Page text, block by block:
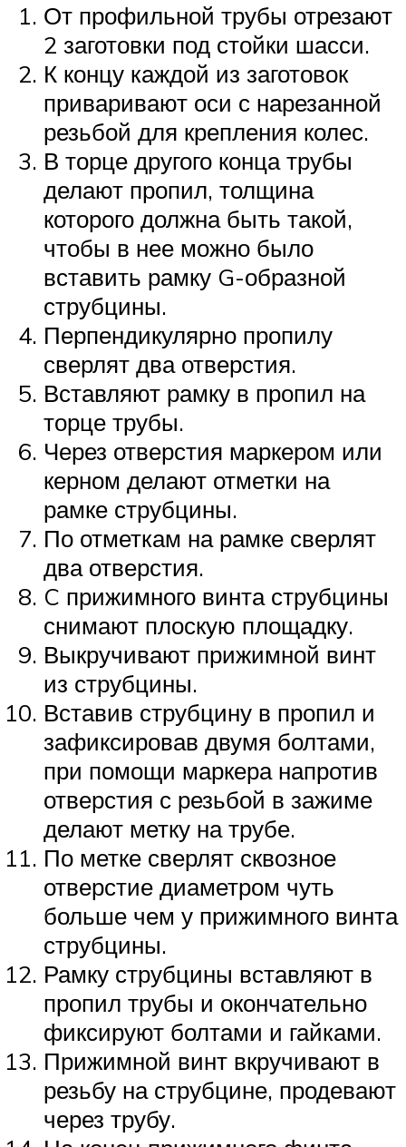
От профильной трубы отрезают
2 заготовки под стойки шасси.
К концу каждой из заготовок
приваривают оси с нарезанной
резьбой для крепления колес.
В торце другого конца трубы
делают пропил, толщина
которого должна быть такой,
чтобы в нее можно было
вставить рамку G-образной
струбцины.
Перпендикулярно пропилу
сверлят два отверстия.
Вставляют рамку в пропил на
торце трубы.
Через отверстия маркером или
керном делают отметки на
рамке струбцины.
По отметкам на рамке сверлят
два отверстия.
C прижимного винта струбцины
снимают плоскую площадку.
Выкручивают прижимной винт
из струбцины.
Вставив струбцину в пропил и
зафиксировав двумя болтами,
при помощи маркера напротив
отверстия с резьбой в зажиме
делают метку на трубе.
По метке сверлят сквозное
отверстие диаметром чуть
больше чем у прижимного винта
струбцины.
Рамку струбцины вставляют в
пропил трубы и окончательно
фиксируют болтами и гайками.
Прижимной винт вкручивают в
резьбу на струбцине, продевают
через трубу.